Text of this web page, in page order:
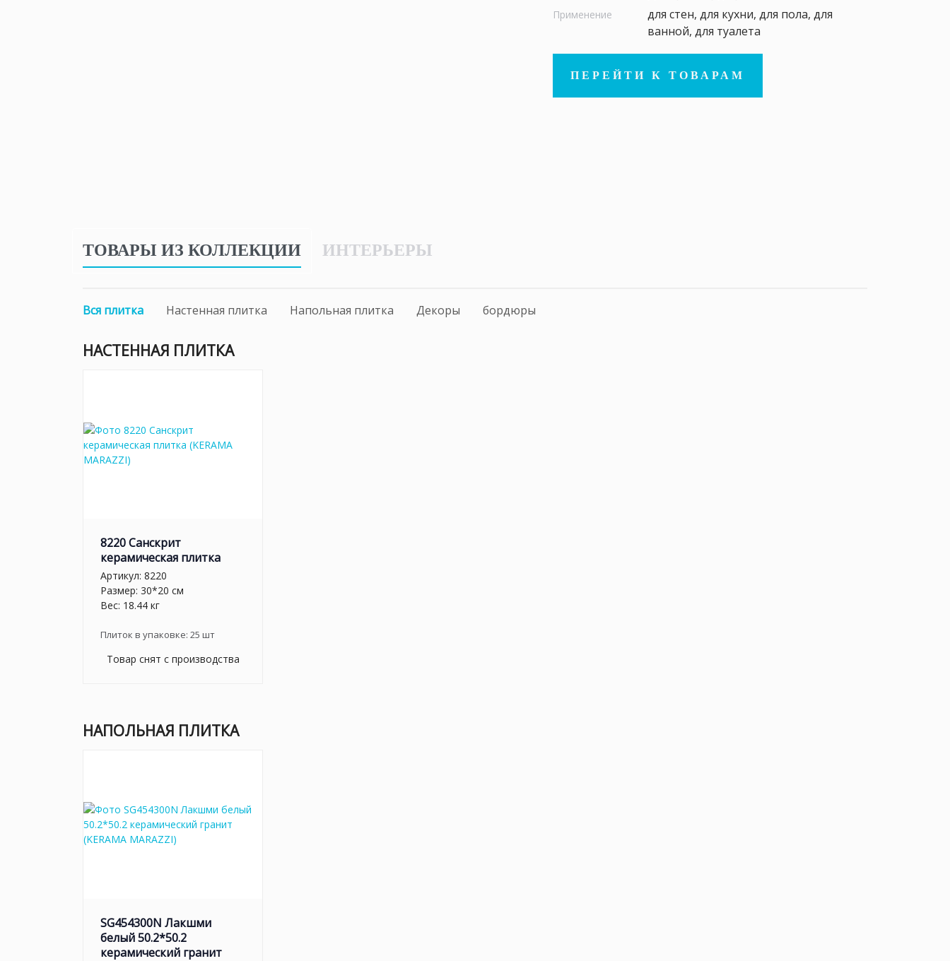
Применение
для стен, для кухни, для пола, для
ванной, для туалета
ПЕРЕЙТИ К ТОВАРАМ
ТОВАРЫ ИЗ КОЛЛЕКЦИИ ИНТЕРЬЕРЫ
Вся плитка Настенная плитка Напольная плитка Декоры бордюры
НАСТЕННАЯ ПЛИТКА
8220 Санскрит
керамическая плитка
Артикул: 8220
Размер: 30*20 см
Вес: 18.44 кг
Плиток в упаковке: 25 шт
Товар снят с производства
НАПОЛЬНАЯ ПЛИТКА
SG454300N Лакшми
белый 50.2*50.2
керамический гранит